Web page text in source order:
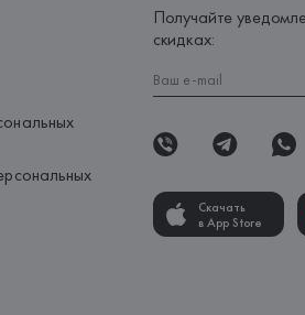
Получайте
скидках:
Скачать
в App Store